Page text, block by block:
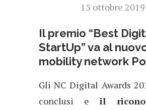
15 ottobre 2019
Il premio “Best
StartUp” va al
mobility network
Gli NC Digital Awards
conclusi e il